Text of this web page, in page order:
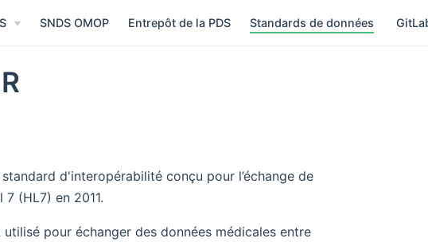
SNDS OMOP Entrepôt de la PDS Standards de données
standard d'interopérabilité conçu pour l’échange de
(HL7) en 2011.
utilisé pour échanger des données médicales entre